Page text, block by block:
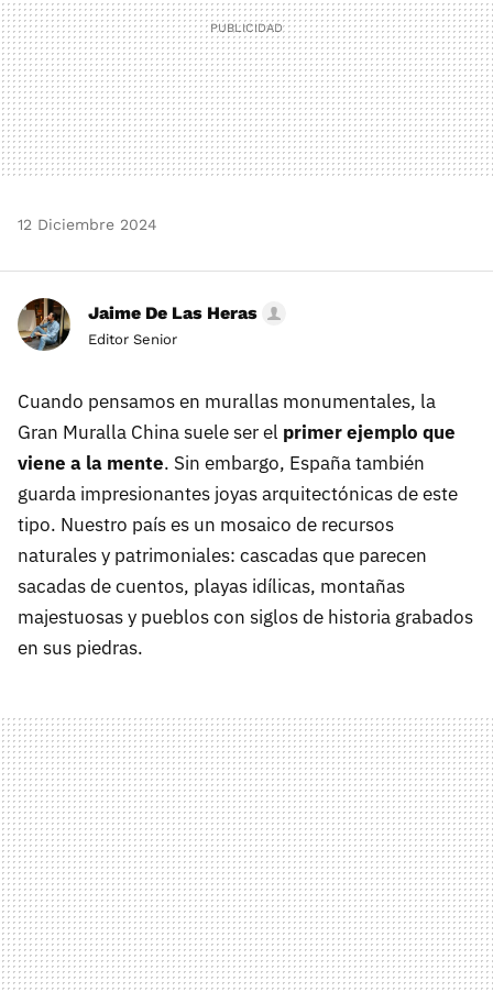
12 Diciembre 2024
Jaime De Las Heras
Editor Senior
Cuando pensamos en murallas monumentales, la
Gran Muralla China suele ser el primer ejemplo que
viene a la mente. Sin embargo, España también
guarda impresionantes joyas arquitectónicas de este
tipo. Nuestro país es un mosaico de recursos
naturales y patrimoniales: cascadas que parecen
sacadas de cuentos, playas idílicas, montañas
majestuosas y pueblos con siglos de historia grabados
en sus piedras.